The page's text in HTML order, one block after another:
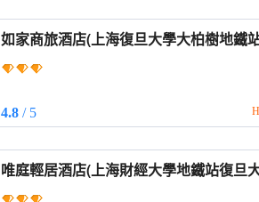
如家商旅酒店(上海復旦大學大柏樹地鐵
(Homeinn Selected Hotel (Shanghai
4.8/ 5
唯庭輕居酒店(上海財經大學地鐵站復旦
(Waiting Qingju Hotel (Shanghai